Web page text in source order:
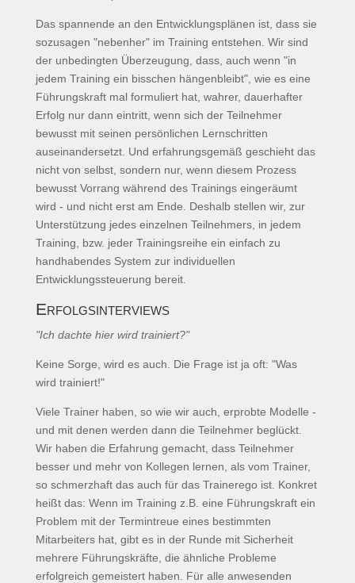
Das spannende an den Entwicklungsplänen ist, dass sie
sozusagen "nebenher" im Training entstehen. Wir sind
der unbedingten Überzeugung, dass, auch wenn "in
jedem Training ein bisschen hängenbleibt", wie es eine
Führungskraft mal formuliert hat, wahrer, dauerhafter
Erfolg nur dann eintritt, wenn sich der Teilnehmer
bewusst mit seinen persönlichen Lernschritten
auseinandersetzt. Und erfahrungsgemäß geschieht das
nicht von selbst, sondern nur, wenn diesem Prozess
bewusst Vorrang während des Trainings eingeräumt
wird - und nicht erst am Ende. Deshalb stellen wir, zur
Unterstützung jedes einzelnen Teilnehmers, in jedem
Training, bzw. jeder Trainingsreihe ein einfach zu
handhabendes System zur individuellen
Entwicklungssteuerung bereit.
Erfolgsinterviews
"Ich dachte hier wird trainiert?"
Keine Sorge, wird es auch. Die Frage ist ja oft: "Was
wird trainiert!"
Viele Trainer haben, so wie wir auch, erprobte Modelle -
und mit denen werden dann die Teilnehmer beglückt.
Wir haben die Erfahrung gemacht, dass Teilnehmer
besser und mehr von Kollegen lernen, als vom Trainer,
so schmerzhaft das auch für das Trainerego ist. Konkret
heißt das: Wenn im Training z.B. eine Führungskraft ein
Problem mit der Termintreue eines bestimmten
Mitarbeiters hat, gibt es in der Runde mit Sicherheit
mehrere Führungskräfte, die ähnliche Probleme
erfolgreich gemeistert haben. Für alle anwesenden